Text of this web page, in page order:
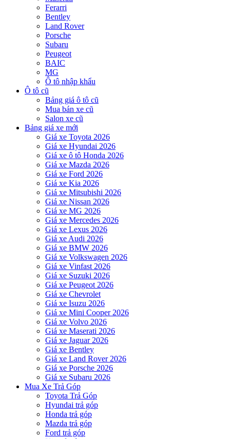
Ferarri
Bentley
Land Rover
Porsche
Subaru
Peugeot
BAIC
MG
Ô tô nhập khẩu
Ô tô cũ
Bảng giá ô tô cũ
Mua bán xe cũ
Salon xe cũ
Bảng giá xe mới
Giá xe Toyota 2026
Giá xe Hyundai 2026
Giá xe ô tô Honda 2026
Giá xe Mazda 2026
Giá xe Ford 2026
Giá xe Kia 2026
Giá xe Mitsubishi 2026
Giá xe Nissan 2026
Giá xe MG 2026
Giá xe Mercedes 2026
Giá xe Lexus 2026
Giá xe Audi 2026
Giá xe BMW 2026
Giá xe Volkswagen 2026
Giá xe Vinfast 2026
Giá xe Suzuki 2026
Giá xe Peugeot 2026
Giá xe Chevrolet
Giá xe Isuzu 2026
Giá xe Mini Cooper 2026
Giá xe Volvo 2026
Giá xe Maserati 2026
Giá xe Jaguar 2026
Giá xe Bentley
Giá xe Land Rover 2026
Giá xe Porsche 2026
Giá xe Subaru 2026
Mua Xe Trả Góp
Toyota Trả Góp
Hyundai trả góp
Honda trả góp
Mazda trả góp
Ford trả góp